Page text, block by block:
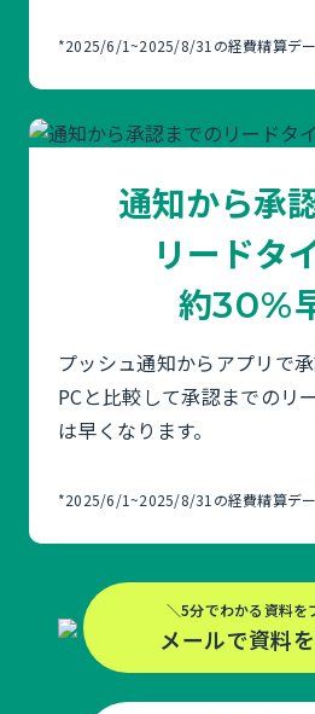
*2025/6/1~2025/8/31の経費精算デ
通知から承
リードタ
約30%
プッシュ通知からアプリで
PCと比較して承認までのリ
は早くなります。
*2025/6/1~2025/8/31の経費精算デ
＼5分でわかる資料を
メールで資料